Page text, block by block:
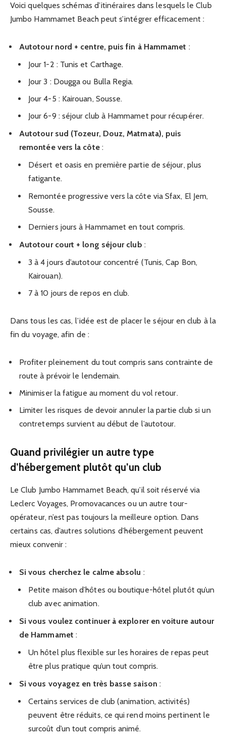
Voici quelques schémas d’itinéraires dans lesquels le Club
Jumbo Hammamet Beach peut s’intégrer efficacement :
Autotour nord + centre, puis fin à Hammamet :
Jour 1-2 : Tunis et Carthage.
Jour 3 : Dougga ou Bulla Regia.
Jour 4-5 : Kairouan, Sousse.
Jour 6-9 : séjour club à Hammamet pour récupérer.
Autotour sud (Tozeur, Douz, Matmata), puis
remontée vers la côte:
Désert et oasis en première partie de séjour, plus
fatigante.
Remontée progressive vers la côte via Sfax, El Jem,
Sousse.
Derniers jours à Hammamet en tout compris.
Autotour court + long séjour club :
3 à 4 jours d’autotour concentré (Tunis, Cap Bon,
Kairouan).
7 à 10 jours de repos en club.
Dans tous les cas, l’idée est de placer le séjour en club à la
fin du voyage, afin de :
Profiter pleinement du tout compris sans contrainte de
route à prévoir le lendemain.
Minimiser la fatigue au moment du vol retour.
Limiter les risques de devoir annuler la partie club si un
contretemps survient au début de l’autotour.
Quand privilégier un autre type
d’hébergement plutôt qu’un club
Le Club Jumbo Hammamet Beach, qu’il soit réservé via
Leclerc Voyages, Promovacances ou un autre tour-
opérateur, n’est pas toujours la meilleure option. Dans
certains cas, d’autres solutions d’hébergement peuvent
mieux convenir :
Si vous cherchez le calme absolu :
Petite maison d’hôtes ou boutique-hôtel plutôt qu’un
club avec animation.
Si vous voulez continuer à explorer en voiture autour
de Hammamet :
Un hôtel plus flexible sur les horaires de repas peut
être plus pratique qu’un tout compris.
Si vous voyagez en très basse saison :
Certains services de club (animation, activités)
peuvent être réduits, ce qui rend moins pertinent le
surcoût d’un tout compris animé.